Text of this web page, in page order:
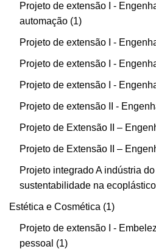
Projeto de extensão I -
automação 1
Projeto de extensão I -
Projeto de extensão I -
Projeto de extensão I -
Projeto de extensão II -
Projeto de Extensão II –
Projeto de Extensão II –
Projeto integrado A indústria
sustentabilidade na
Estética e Cosmética 1
Projeto de extensão I -
pessoal
1